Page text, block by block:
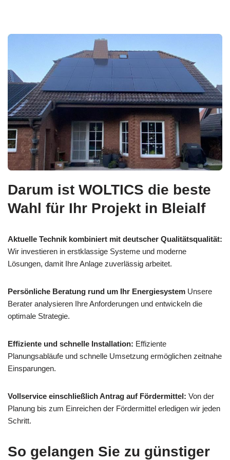
Darum ist WOLTICS die beste
Wahl für Ihr Projekt in Bleialf
Aktuelle Technik kombiniert mit deutscher Qualitätsqualität:
Wir investieren in erstklassige Systeme und moderne
Lösungen, damit Ihre Anlage zuverlässig arbeitet.
Persönliche Beratung rund um Ihr Energiesystem Unsere
Berater analysieren Ihre Anforderungen und entwickeln die
optimale Strategie.
Effiziente und schnelle Installation: Effiziente
Planungsabläufe und schnelle Umsetzung ermöglichen zeitnahe
Einsparungen.
Vollservice einschließlich Antrag auf Fördermittel: Von der
Planung bis zum Einreichen der Fördermittel erledigen wir jeden
Schritt.
So gelangen Sie zu günstiger